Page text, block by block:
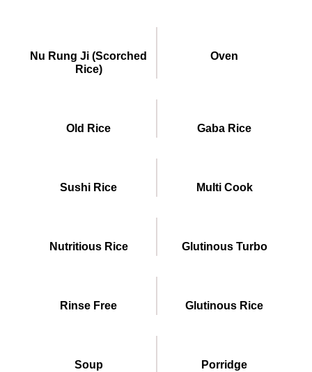
Nu Rung Ji (Scorched
Rice)
Oven
Old Rice Gaba Rice
Sushi Rice Multi Cook
Nutritious Rice Glutinous Turbo
Rinse Free Glutinous Rice
Soup Porridge